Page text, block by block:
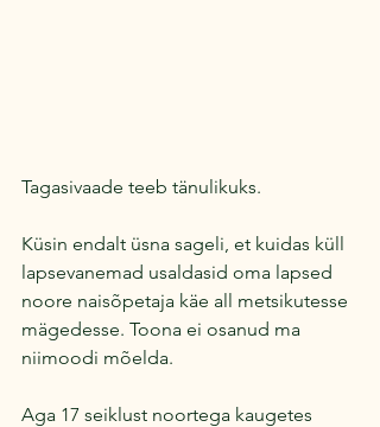
Tagasivaade teeb tänulikuks.
Küsin endalt üsna sageli, et kuidas küll
lapsevanemad usaldasid oma lapsed
noore naisõpetaja käe all metsikutesse
mägedesse. Toona ei osanud ma
niimoodi mõelda.
Aga 17 seiklust noortega kaugetes